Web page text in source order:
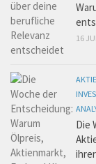
16
Die